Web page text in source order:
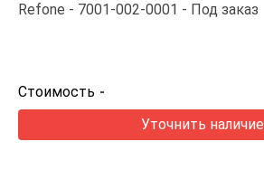
Refone 7001-002-0001 Под заказ
Стоимость -
Уточнить наличие